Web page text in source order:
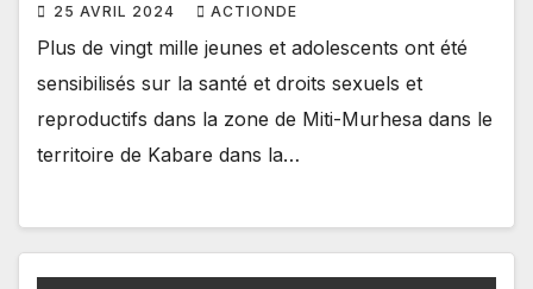
25 AVRIL 2024 ACTIONDE
Plus de vingt mille jeunes et adolescents ont été
sensibilisés sur la santé et droits sexuels et
reproductifs dans la zone de Miti-Murhesa dans le
territoire de Kabare dans la…